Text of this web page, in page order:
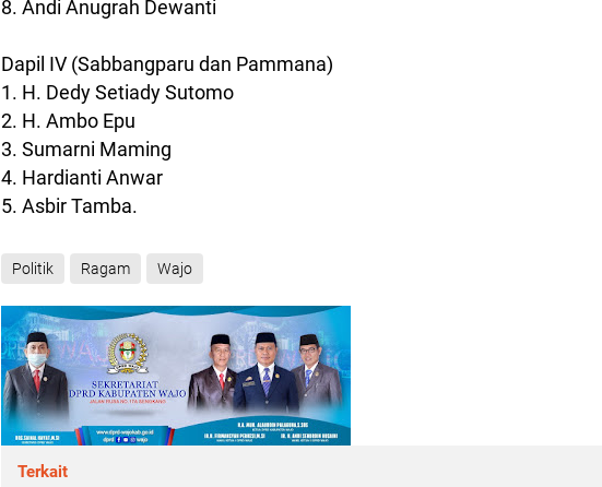
8. Andi Anugrah Dewanti
Dapil IV (Sabbangparu dan Pammana)
1. H. Dedy Setiady Sutomo
2. H. Ambo Epu
3. Sumarni Maming
4. Hardianti Anwar
5. Asbir Tamba.
Politik Ragam Wajo
Terkait